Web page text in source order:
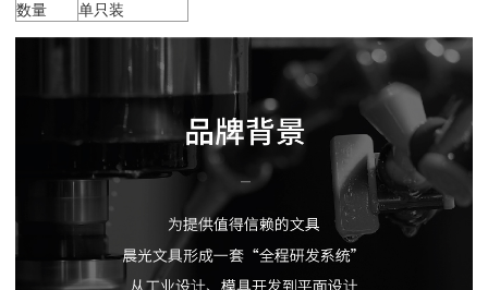
数量
单只装